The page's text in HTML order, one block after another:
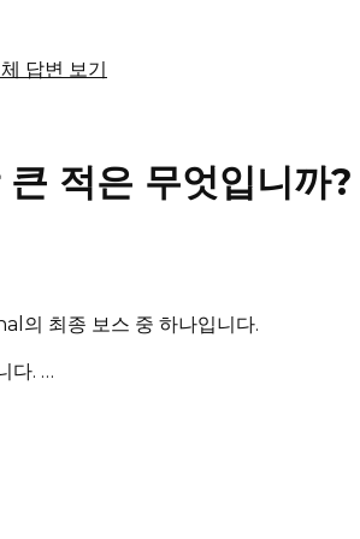
답변 보기
적은 무엇입니까?
최종 보스 중 하나입니다.
다. …